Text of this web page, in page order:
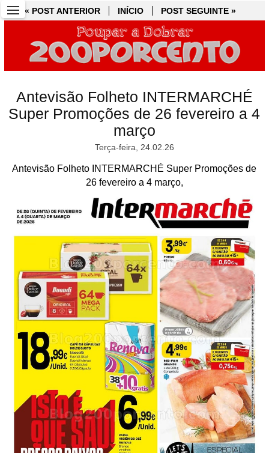
« POST ANTERIOR INÍCIO POST SEGUINTE »
Antevisão Folheto INTERMARCHÉ
Super Promoções de 26 fevereiro a 4
março
Terça-feira, 24.02.26
Antevisão Folheto INTERMARCHÉ Super Promoções de
26 fevereiro a 4 março,
« POST ANTERIOR INÍCIO POST SEGUINTE »